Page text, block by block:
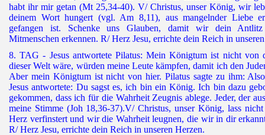
habt ihr mir getan (Mt 25,34-40). V/ Christus, unser König, wir
deinem Wort hungert (vgl. Am 8,11), aus mangelnder Liebe
gefangen ist. Schenke uns Glauben, damit wir dein
Mitmenschen erkennen. R/ Herz Jesu, errichte dein Reich in
8. TAG - Jesus antwortete Pilatus: Mein Königtum ist nicht von
dieser Welt wäre, würden meine Leute kämpfen, damit ich den
Aber mein Königtum ist nicht von hier. Pilatus sagte zu ihm:
Jesus antwortete: Du sagst es, ich bin ein König. Ich bin dazu
gekommen, dass ich für die Wahrheit Zeugnis ablege. Jeder, der
meine Stimme (Joh 18,36-37).V/ Christus, unser König, lass
Herz verfinstert und wir die Wahrheit leugnen, die wir in dir
R/ Herz Jesu, errichte dein Reich in unseren Herzen.